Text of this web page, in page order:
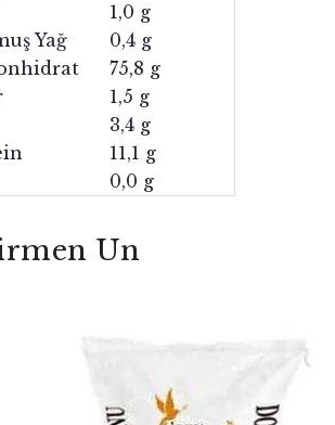
1,0 g
Yağ
0,4 g
75,8 g
1,5 g
3,4 g
11,1 g
0,0 g
Un